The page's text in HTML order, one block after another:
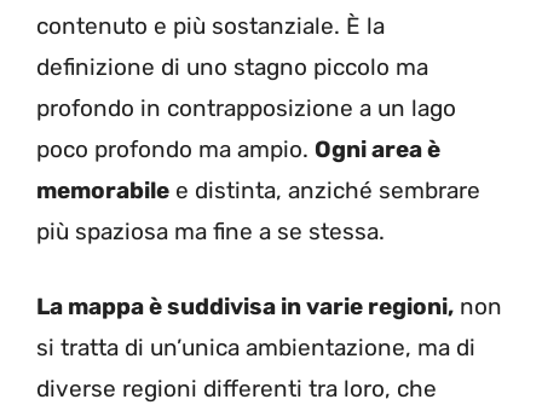
contenuto e più sostanziale. È la
definizione di uno stagno piccolo ma
profondo in contrapposizione a un lago
poco profondo ma ampio. Ogni area è
memorabile e distinta, anziché sembrare
più spaziosa ma fine a se stessa.
La mappa è suddivisa in varie regioni, non
si tratta di un’unica ambientazione, ma di
diverse regioni differenti tra loro, che